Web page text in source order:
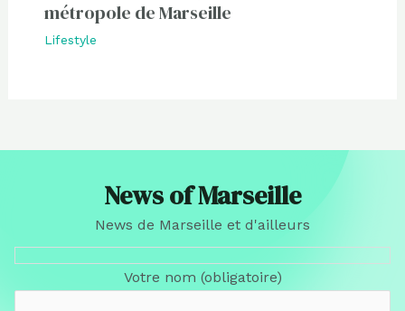
métropole de Marseille
Lifestyle
News of Marseille
News de Marseille et d'ailleurs
Votre nom (obligatoire)